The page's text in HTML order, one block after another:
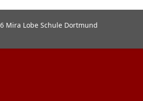
Mira Lobe Schule Dortmund